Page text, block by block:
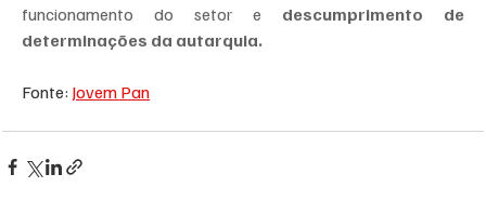
funcionamento do setor e descumprimento de
determinações da autarquia.
Fonte: Jovem Pan